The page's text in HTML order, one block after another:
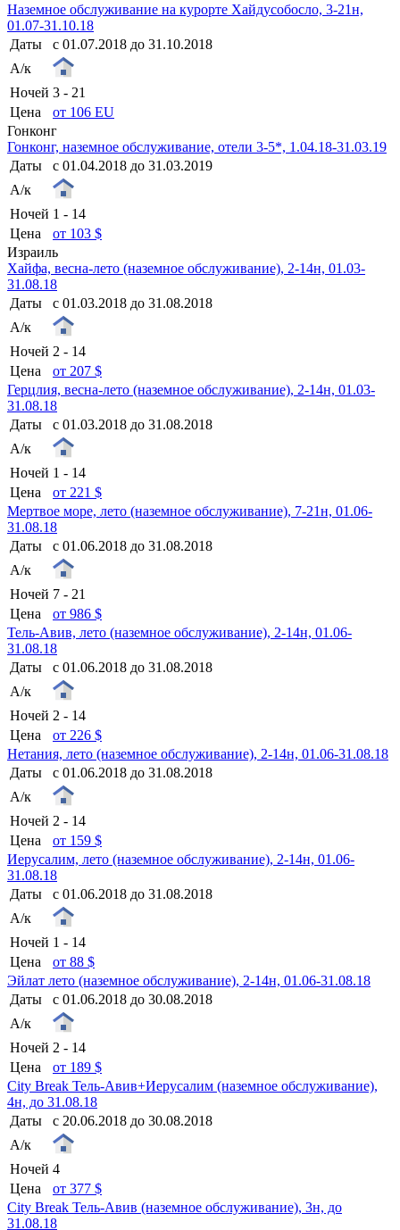
Наземное обслуживание на курорте Хайдусобосло, 3-21н,
01.07-31.10.18
Даты
с 01.07.2018 до 31.10.2018
А/к
Ночей 3 - 21
Цена
от 106 EU
Гонконг
Гонконг, наземное обслуживание, отели 3-5*, 1.04.18-31.03.19
Даты
с 01.04.2018 до 31.03.2019
А/к
Ночей 1 - 14
Цена
от 103 $
Израиль
Хайфа, весна-лето (наземное обслуживание), 2-14н, 01.03-
31.08.18
Даты
с 01.03.2018 до 31.08.2018
А/к
Ночей 2 - 14
Цена
от 207 $
Герцлия, весна-лето (наземное обслуживание), 2-14н, 01.03-
31.08.18
Даты
с 01.03.2018 до 31.08.2018
А/к
Ночей 1 - 14
Цена
от 221 $
Мертвое море, лето (наземное обслуживание), 7-21н, 01.06-
31.08.18
Даты
с 01.06.2018 до 31.08.2018
А/к
Ночей 7 - 21
Цена
от 986 $
Тель-Авив, лето (наземное обслуживание), 2-14н, 01.06-
31.08.18
Даты
с 01.06.2018 до 31.08.2018
А/к
Ночей 2 - 14
Цена
от 226 $
Нетания, лето (наземное обслуживание), 2-14н, 01.06-31.08.18
Даты
с 01.06.2018 до 31.08.2018
А/к
Ночей 2 - 14
Цена
от 159 $
Иерусалим, лето (наземное обслуживание), 2-14н, 01.06-
31.08.18
Даты
с 01.06.2018 до 31.08.2018
А/к
Ночей 1 - 14
Цена
от 88 $
Эйлат лето (наземное обслуживание), 2-14н, 01.06-31.08.18
Даты
с 01.06.2018 до 30.08.2018
А/к
Ночей 2 - 14
Цена
от 189 $
City Break Тель-Авив+Иерусалим (наземное обслуживание),
4н, до 31.08.18
Даты
с 20.06.2018 до 30.08.2018
А/к
Ночей 4
Цена
от 377 $
City Break Тель-Авив (наземное обслуживание), 3н, до
31.08.18